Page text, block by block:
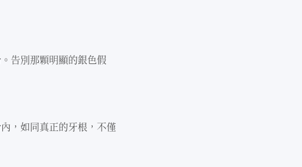
告別那顆明顯的銀⾊假
，如同真正的牙根，不僅